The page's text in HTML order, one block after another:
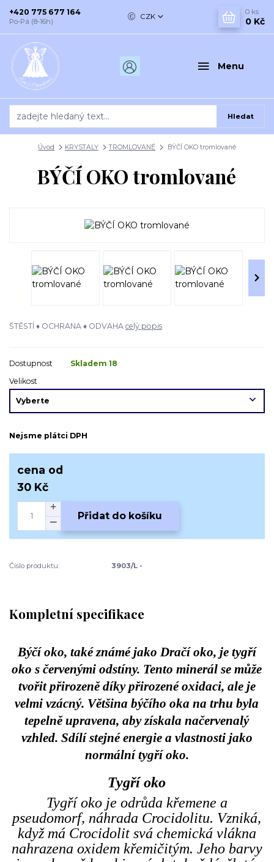
Menu
CZK
Hledat
+420 775 677 164
Po-Pá (8-16h)
0 ks
0 Kč
Úvod KRYSTALY TROMLOVANÉ BÝČÍ OKO tromlované
BÝČÍ OKO tromlované
ŠTĚSTÍ ♦ OCHRANA ♦ ODVAHA celý popis
Dostupnost
Skladem 18
Velikost
Nejsme plátci DPH
cena od
30 Kč
Přidat do košíku
Číslo produktu: 3903/L -
Kompletní specifikace
Býčí oko, také známé jako Dračí oko, je tygří
oko s červenými odstíny. Tento minerál se může
tvořit přirozeně díky přirozené oxidaci, ale je
velmi vzácný. Většina býčího oka na trhu byla
tepelně upravena, aby získala načervenalý
vzhled. Sdílí stejné energie a vlastnosti jako
normální tygří oko.
Tygří oko
Tygří oko je odrůda křemene a
pseudomorf, náhrada Crocidolitu. Vzniká,
když má Crocidolit svá chemická vlákna
nahrazena oxidem křemičitým. Jeho barvy